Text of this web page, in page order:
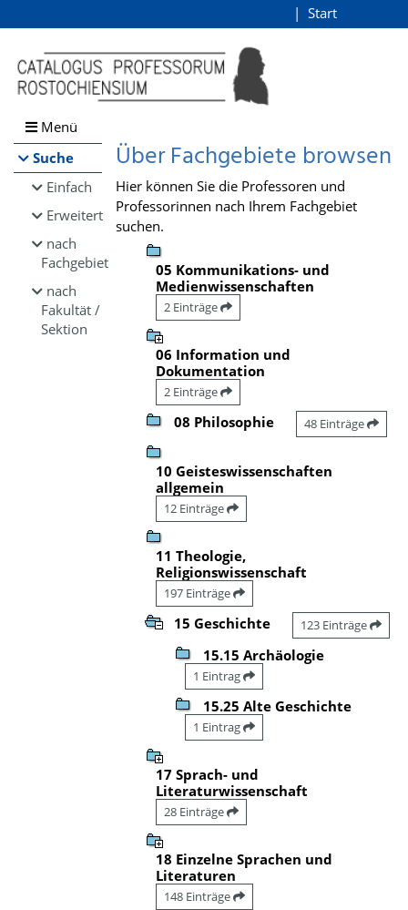
Browsen
direkt zum Inhalt
Start
Menü
Suche
Einfach
Erweitert
nach
Fachgebiet
nach
Fakultät /
Sektion
Über Fachgebiete browsen
Hier können Sie die Professoren und
Professorinnen nach Ihrem Fachgebiet
suchen.
05 Kommunikations- und
Medienwissenschaften
2 Einträge
06 Information und
Dokumentation
2 Einträge
08 Philosophie 48 Einträge
10 Geisteswissenschaften
allgemein
12 Einträge
11 Theologie,
Religionswissenschaft
197 Einträge
15 Geschichte 123 Einträge
15.15 Archäologie
1 Eintrag
15.25 Alte Geschichte
1 Eintrag
17 Sprach- und
Literaturwissenschaft
28 Einträge
18 Einzelne Sprachen und
Literaturen
148 Einträge